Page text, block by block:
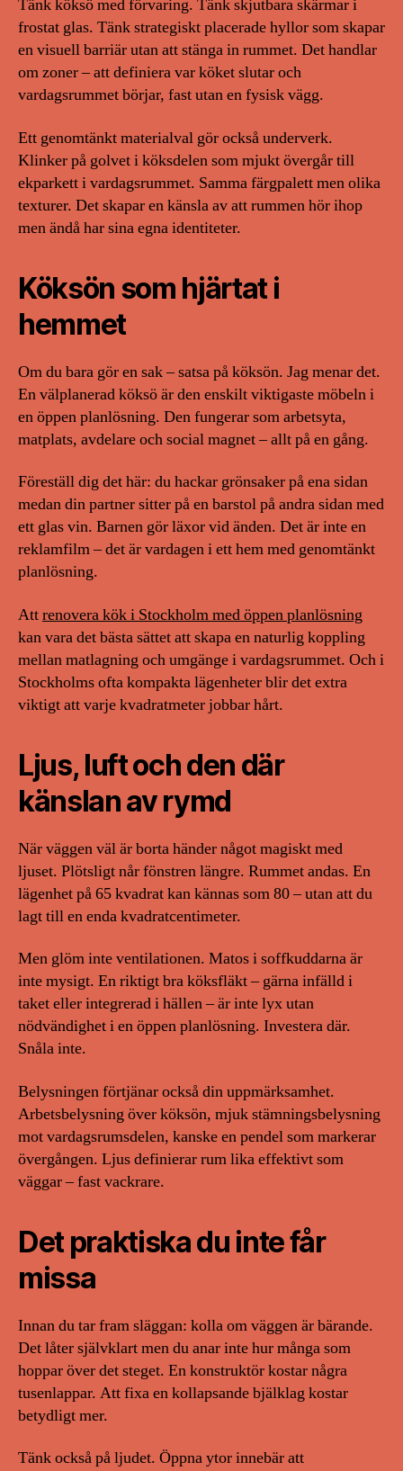
Tänk köksö med förvaring. Tänk skjutbara skärmar i
frostat glas. Tänk strategiskt placerade hyllor som skapar
en visuell barriär utan att stänga in rummet. Det handlar
om zoner – att definiera var köket slutar och
vardagsrummet börjar, fast utan en fysisk vägg.
Ett genomtänkt materialval gör också underverk.
Klinker på golvet i köksdelen som mjukt övergår till
ekparkett i vardagsrummet. Samma färgpalett men olika
texturer. Det skapar en känsla av att rummen hör ihop
men ändå har sina egna identiteter.
Köksön som hjärtat i
hemmet
Om du bara gör en sak – satsa på köksön. Jag menar det.
En välplanerad köksö är den enskilt viktigaste möbeln i
en öppen planlösning. Den fungerar som arbetsyta,
matplats, avdelare och social magnet – allt på en gång.
Föreställ dig det här: du hackar grönsaker på ena sidan
medan din partner sitter på en barstol på andra sidan med
ett glas vin. Barnen gör läxor vid änden. Det är inte en
reklamfilm – det är vardagen i ett hem med genomtänkt
planlösning.
Attrenovera kök i Stockholm med öppen planlösning
kan vara det bästa sättet att skapa en naturlig koppling
mellan matlagning och umgänge i vardagsrummet. Och i
Stockholms ofta kompakta lägenheter blir det extra
viktigt att varje kvadratmeter jobbar hårt.
Ljus, luft och den där
känslan av rymd
När väggen väl är borta händer något magiskt med
ljuset. Plötsligt når fönstren längre. Rummet andas. En
lägenhet på 65 kvadrat kan kännas som 80 – utan att du
lagt till en enda kvadratcentimeter.
Men glöm inte ventilationen. Matos i soffkuddarna är
inte mysigt. En riktigt bra köksfläkt – gärna infälld i
taket eller integrerad i hällen – är inte lyx utan
nödvändighet i en öppen planlösning. Investera där.
Snåla inte.
Belysningen förtjänar också din uppmärksamhet.
Arbetsbelysning över köksön, mjuk stämningsbelysning
mot vardagsrumsdelen, kanske en pendel som markerar
övergången. Ljus definierar rum lika effektivt som
väggar – fast vackrare.
Det praktiska du inte får
missa
Innan du tar fram släggan: kolla om väggen är bärande.
Det låter självklart men du anar inte hur många som
hoppar över det steget. En konstruktör kostar några
tusenlappar. Att fixa en kollapsande bjälklag kostar
betydligt mer.
Tänk också på ljudet. Öppna ytor innebär att